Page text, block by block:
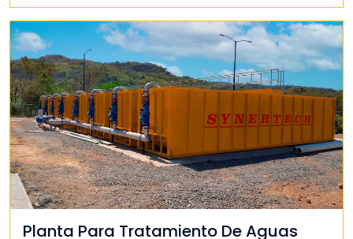
Planta Para Tratamiento De Aguas